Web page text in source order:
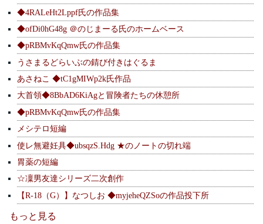
◆4RALeHt2Lppf氏の作品集
◆ofDi0hG48g ＠のじまーる氏のホームベース
◆pRBMvKqQmw氏の作品集
うさまるどらいぶの錆び付きはぐるま
あさねこ ◆tC1gMIWp2k氏作品
大首領◆8BbAD6KiAgと冒険者たちの休憩所
◆pRBMvKqQmw氏の作品集
メシテロ短編
使レ無避妊具◆ubsqzS.Hdg ★のノートの切れ端
胃薬の短編
☆凜男友達シリーズ二次創作
【R-18（G）】なつしお ◆myjeheQZSoの作品投下所
もっと見る